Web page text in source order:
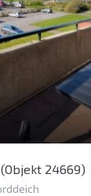
24669)